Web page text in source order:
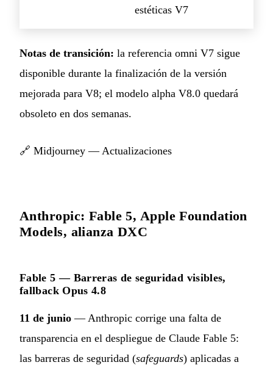
estéticas V7
Notas de transición: la referencia omni V7 sigue
disponible durante la finalización de la versión
mejorada para V8; el modelo alpha V8.0 quedará
obsoleto en dos semanas.
🔗 Midjourney — Actualizaciones
Anthropic: Fable 5, Apple Foundation
Models, alianza DXC
Fable 5 — Barreras de seguridad visibles,
fallback Opus 4.8
11 de junio — Anthropic corrige una falta de
transparencia en el despliegue de Claude Fable 5:
las barreras de seguridad (safeguards) aplicadas a